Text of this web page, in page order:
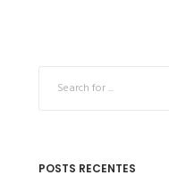
POSTS RECENTES